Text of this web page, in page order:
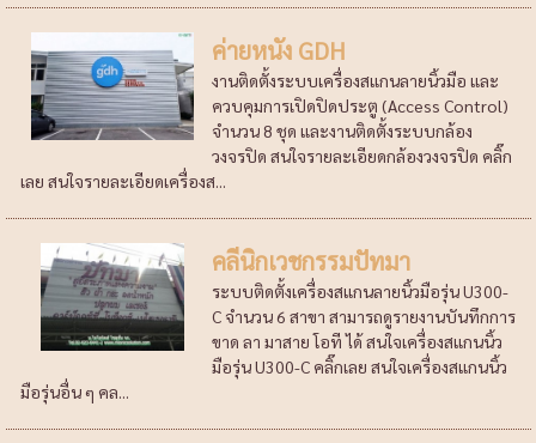
ค่ายหนัง GDH
งานติดตั้งระบบเครื่องสแกนลายนิ้วมือ และ
ควบคุมการเปิดปิดประตู (Access Control)
จำนวน 8 ชุด และงานติดตั้งระบบกล้อง
วงจรปิด สนใจรายละเอียดกล้องวงจรปิด คลิ๊ก
เลย สนใจรายละเอียดเครื่องส...
คลีนิกเวชกรรมปัทมา
ระบบติดตั้งเครื่องสแกนลายนิ้วมือรุ่น U300-
C จำนวน 6 สาขา สามารถดูรายงานบันทึกการ
ขาด ลา มาสาย โอที ได้ สนใจเครื่องสแกนนิ้ว
มือรุ่น U300-C คลิ๊กเลย สนใจเครื่องสแกนนิ้ว
มือรุ่นอื่น ๆ คล...